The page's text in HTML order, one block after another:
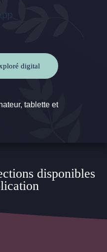
digital
tablette et
disponibles